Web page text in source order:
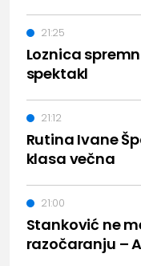
Loznica
spektakl
21:25
Rutina Ivane
klasa večna
21:12
Stanković ne
razočaranju –
21:00